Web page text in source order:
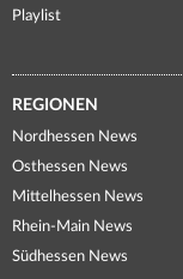
Playlist
REGIONEN
Nordhessen News
Osthessen News
Mittelhessen News
Rhein-Main News
Südhessen News